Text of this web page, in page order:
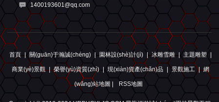
1400193601@qq.com
首頁 關(guān)于瀚誠(chéng) 園林設(shè)計(jì) | 冰雕雪雕 主題雕塑
商業(yè)景觀 榮譽(yù)資質(zhì) 現(xiàn)貨產(chǎn)品 景觀施工 | 網
(wǎng)站地圖 | RSS地圖